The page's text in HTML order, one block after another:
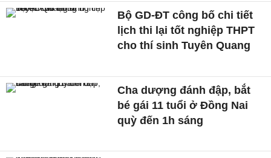
Bộ GD-ĐT công bố chi tiết
lịch thi lại tốt nghiệp THPT
cho thí sinh Tuyên Quang
Cha dượng đánh đập, bắt
bé gái 11 tuổi ở Đồng Nai
quỳ đến 1h sáng